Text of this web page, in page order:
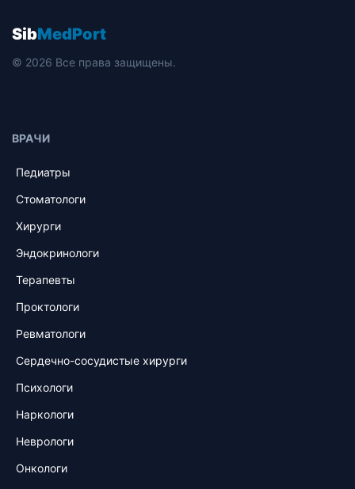
SibMedPort
© 2026 Все права защищены.
ВРАЧИ
Педиатры
Стоматологи
Хирурги
Эндокринологи
Терапевты
Проктологи
Ревматологи
Сердечно-сосудистые хирурги
Психологи
Наркологи
Неврологи
Онкологи